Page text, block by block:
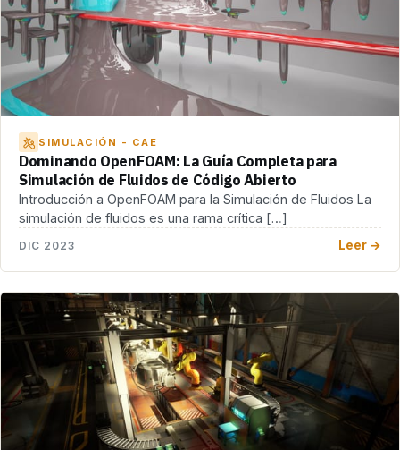
SIMULACIÓN - CAE
Dominando OpenFOAM: La Guía Completa para
Simulación de Fluidos de Código Abierto
Introducción a OpenFOAM para la Simulación de Fluidos La
simulación de fluidos es una rama crítica […]
DIC 2023 Leer →